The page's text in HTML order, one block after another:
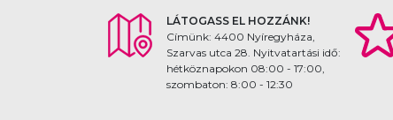
LÁTOGASS EL HOZZÁNK!
Címünk: 4400 Nyíregyháza,
Szarvas utca 28. Nyitvatartási idő:
hétköznapokon 08:00 - 17:00,
szombaton: 8:00 - 12:30